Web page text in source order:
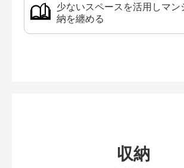
少ないスペースを活用しマン
納を纏める
収納